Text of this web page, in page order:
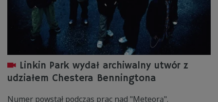
Linkin Park wydał archiwalny utwór z
udziałem Chestera Benningtona
Numer powstał podczas prac nad "Meteorą".